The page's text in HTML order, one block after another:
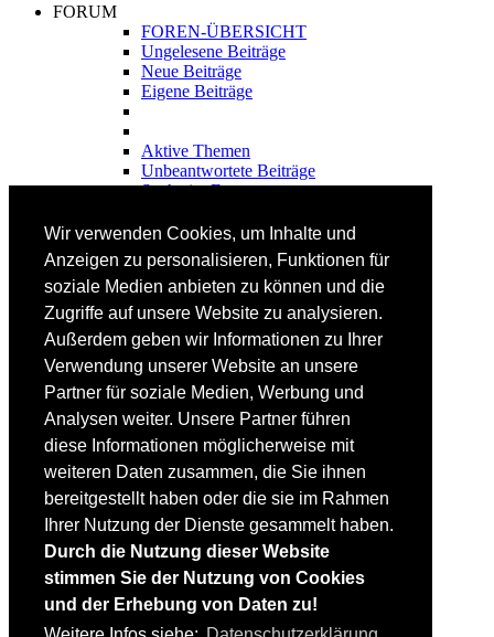
Wir verwenden Cookies, um Inhalte und
Anzeigen zu personalisieren, Funktionen für
soziale Medien anbieten zu können und die
Zugriffe auf unsere Website zu analysieren.
Außerdem geben wir Informationen zu Ihrer
Verwendung unserer Website an unsere
Partner für soziale Medien, Werbung und
Analysen weiter. Unsere Partner führen
diese Informationen möglicherweise mit
weiteren Daten zusammen, die Sie ihnen
bereitgestellt haben oder die sie im Rahmen
Ihrer Nutzung der Dienste gesammelt haben.
Durch die Nutzung dieser Website
stimmen Sie der Nutzung von Cookies
und der Erhebung von Daten zu!
FORUM
FOREN-ÜBERSICHT
Ungelesene Beiträge
Neue Beiträge
Eigene Beiträge
Aktive Themen
Unbeantwortete Beiträge
Suche im Forum
FAHRTECHNIK
Fortgeschrittene
Lehrplan
Videoanalyse
SKI
SKITEST
Ski-FAQ
Tipps Ski-Kauf
Ski-Typen
Skishops
EQUIPMENT
Skibekleidung
Skischuhe
Bootfitting
Skihelme
Skiservice selbst